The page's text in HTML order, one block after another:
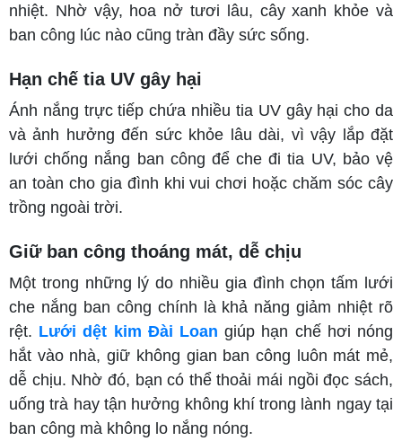
nhiệt. Nhờ vậy, hoa nở tươi lâu, cây xanh khỏe và
ban công lúc nào cũng tràn đầy sức sống.
Hạn chế tia UV gây hại
Ánh nắng trực tiếp chứa nhiều tia UV gây hại cho da
và ảnh hưởng đến sức khỏe lâu dài, vì vậy lắp đặt
lưới chống nắng ban công để che đi tia UV, bảo vệ
an toàn cho gia đình khi vui chơi hoặc chăm sóc cây
trồng ngoài trời.
Giữ ban công thoáng mát, dễ chịu
Một trong những lý do nhiều gia đình chọn tấm lưới
che nắng ban công chính là khả năng giảm nhiệt rõ
rệt. Lưới dệt kim Đài Loan giúp hạn chế hơi nóng
hắt vào nhà, giữ không gian ban công luôn mát mẻ,
dễ chịu. Nhờ đó, bạn có thể thoải mái ngồi đọc sách,
uống trà hay tận hưởng không khí trong lành ngay tại
ban công mà không lo nắng nóng.